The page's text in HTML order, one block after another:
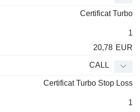
Certificat Turbo
1
20,78 EUR
CALL
Certificat Turbo Stop Loss
1